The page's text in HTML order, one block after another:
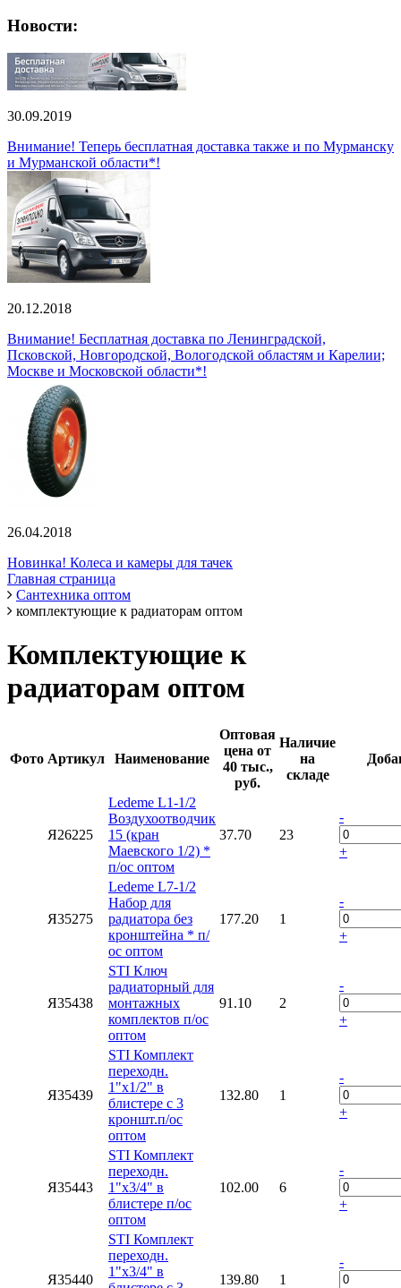
Новости:
30.09.2019
Внимание! Теперь бесплатная доставка также и по Мурманску
и Мурманской области*!
20.12.2018
Внимание! Бесплатная доставка по Ленинградской,
Псковской, Новгородской, Вологодской областям и Карелии;
Москве и Московской области*!
26.04.2018
Новинка! Колеса и камеры для тачек
Главная страница
Сантехника оптом
комплектующие к радиаторам оптом
Комплектующие к
радиаторам оптом
Фото Артикул Наименование
Оптовая
цена от
40 тыс.,
руб.
Наличие
на
складе
Я26225
Ledeme L1-1/2
Воздухоотводчик
15 (кран
Маевского 1/2) *
п/ос оптом
37.70 23
-
+
Я35275
Ledeme L7-1/2
Набор для
радиатора без
кронштейна * п/
ос оптом
177.20 1
-
+
Я35438
STI Ключ
радиаторный для
монтажных
комплектов п/ос
оптом
91.10 2
-
+
Я35439
STI Комплект
переходн.
1"х1/2" в
блистере с 3
кроншт.п/ос
оптом
132.80 1
-
+
Я35443
STI Комплект
переходн.
1"х3/4" в
блистере п/ос
оптом
102.00 6
-
+
Я35440
STI Комплект
переходн.
1"х3/4" в
139.80 1
-